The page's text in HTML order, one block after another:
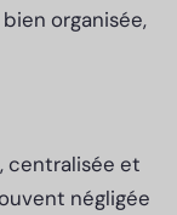
organisée,
centralisée et
négligée